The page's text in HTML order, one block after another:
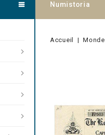
Numistoria
Accueil Monde